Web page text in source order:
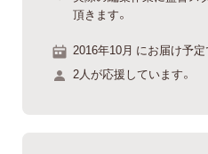
頂きます。
2016年10月 にお届け予定
2人が応援しています。